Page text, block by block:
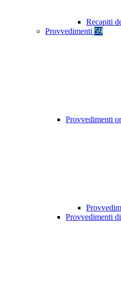
Recapiti
Provvedimenti 59
Provvedimenti
Provvedimenti